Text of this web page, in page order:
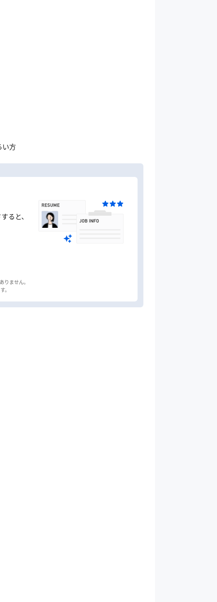
い方
ると、
りません。